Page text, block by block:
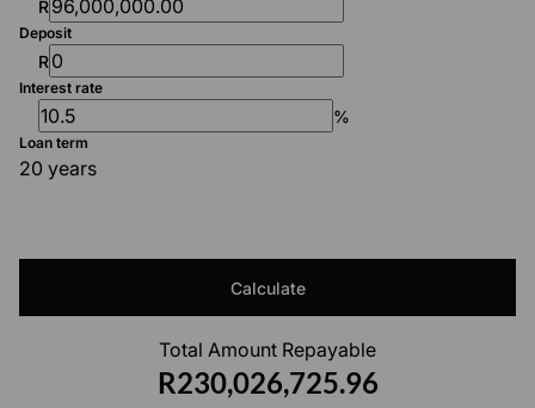
R
Deposit
R
Interest rate
%
Loan term
20 years
Calculate
Total Amount Repayable
R230,026,725.96